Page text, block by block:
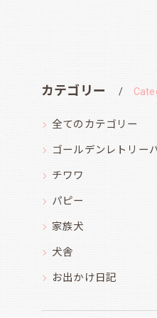
カテゴリー
全てのカテゴリー
ゴールデンレトリー
チワワ
パピー
家族犬
犬舎
お出かけ日記